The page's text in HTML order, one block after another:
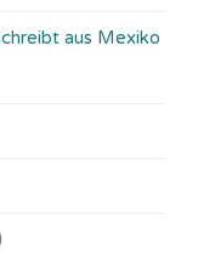
aus Mexiko